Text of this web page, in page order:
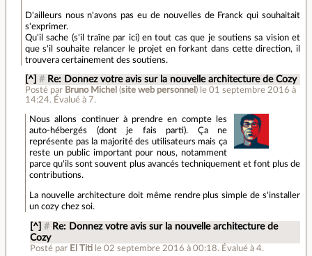
D'ailleurs nous n'avons pas eu de nouvelles de Franck qui souhaitait
s'exprimer.
Qu'il sache (s'il traîne par ici) en tout cas que je soutiens sa vision et
que s'il souhaite relancer le projet en forkant dans cette direction, il
trouvera certainement des soutiens.
[^] # Re: Donnez votre avis sur la nouvelle architecture de Cozy
Posté par Bruno Michel (site web personnel ) le 01 septembre 2016 à
14:24. Évalué à 7.
Nous allons continuer à prendre en compte les
auto-hébergés (dont je fais parti). Ça ne
représente pas la majorité des utilisateurs mais ça
reste un public important pour nous, notamment
parce qu'ils sont souvent plus avancés techniquement et font plus de
contributions.
La nouvelle architecture doit même rendre plus simple de s'installer
un cozy chez soi.
[^] # Re: Donnez votre avis sur la nouvelle architecture de
Cozy
Posté par El Titi le 02 septembre 2016 à 00:18. Évalué à 4.